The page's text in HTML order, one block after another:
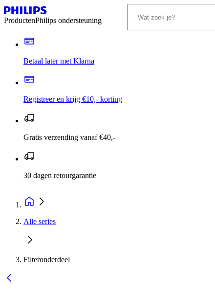
ProductenPhilips ondersteuning
Betaal later met Klarna
Registreer en krijg €10,- korting
Gratis verzending vanaf €40,-
30 dagen retourgarantie
Alle series
Filteronderdeel